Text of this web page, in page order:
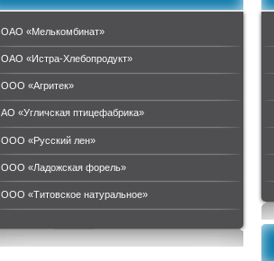
ОАО «Мелькомбинат»
ОАО «Истра-Хлебопродукт»
ООО «Агритек»
АО «Угличская птицефабрика»
ООО «Русский лен»
ООО «Ладожская форель»
ООО «Титовское натуральное»